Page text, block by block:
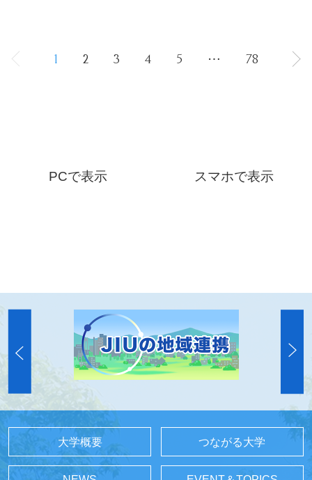
1 2 3 4 5 ⋯ 78
PCで表示 スマホで表示
大学概要 つながる大学